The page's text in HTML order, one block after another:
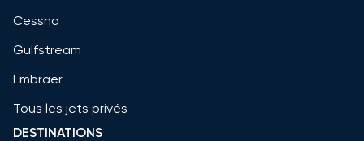
Cessna
Gulfstream
Embraer
Tous les jets privés
DESTINATIONS